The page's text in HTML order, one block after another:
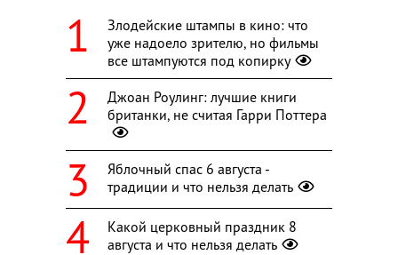
Злодейские штампы в кино: что
уже надоело зрителю, но фильмы
все штампуются под копирку
Джоан Роулинг: лучшие книги
британки, не считая Гарри Поттера
Яблочный спас 6 августа -
традиции и что нельзя делать
Какой церковный праздник 8
августа и что нельзя делать